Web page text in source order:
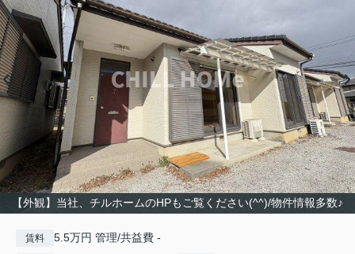
【外観】当社、チルホームのHPもご覧ください(^^)/物件情報多数♪
賃料 5.5万円 管理/共益費 -